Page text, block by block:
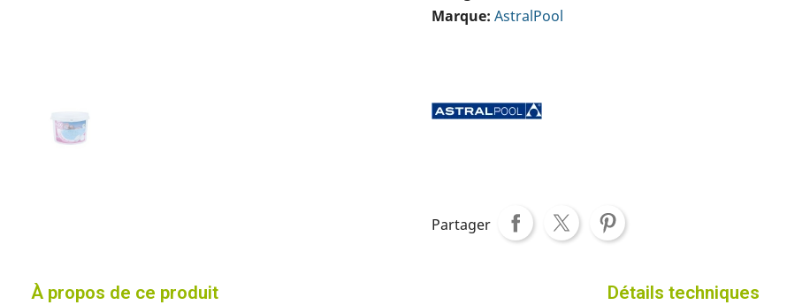
Marque AstralPool
Partager
À propos de ce produit Détails techniques